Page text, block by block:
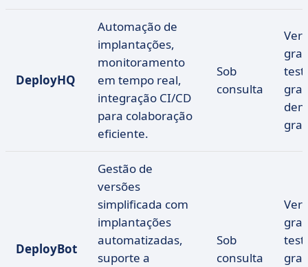
DeployHQ
Automação de
implantações,
monitoramento
em tempo real,
integração CI/CD
para colaboração
eficiente.
Sob
consulta
DeployBot
Gestão de
versões
simplificada com
implantações
automatizadas,
suporte a
Sob
consulta